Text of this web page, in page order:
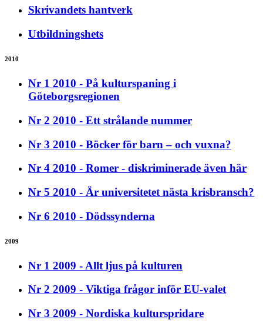
Skrivandets hantverk
Utbildningshets
2010
Nr 1 2010 - På kulturspaning i
Göteborgsregionen
Nr 2 2010 - Ett strålande nummer
Nr 3 2010 - Böcker för barn – och vuxna?
Nr 4 2010 - Romer - diskriminerade även här
Nr 5 2010 - Är universitetet nästa krisbransch?
Nr 6 2010 - Dödssynderna
2009
Nr 1 2009 - Allt ljus på kulturen
Nr 2 2009 - Viktiga frågor inför EU-valet
Nr 3 2009 - Nordiska kulturspridare